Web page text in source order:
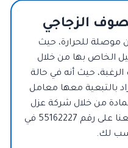
الزجاجي
موصلة للحرارة، حيث
الخاص بها من خلال
حيث أنه في حالة
بالتبعية معها معامل
من خلال شركة عزل
اسطح بالكويت عبر التواصل معنا على رقم 55162227 في
لك.